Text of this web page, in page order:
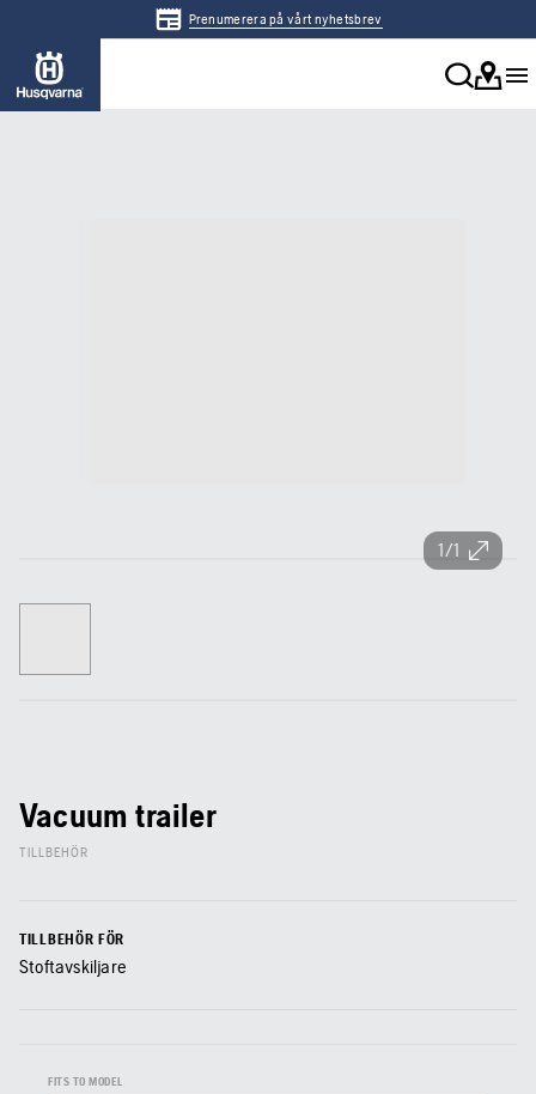
Prenumerera på vårt nyhetsbrev
1/1
Vacuum trailer
TILLBEHÖR
TILLBEHÖR FÖR
Stoftavskiljare
FITS TO MODEL